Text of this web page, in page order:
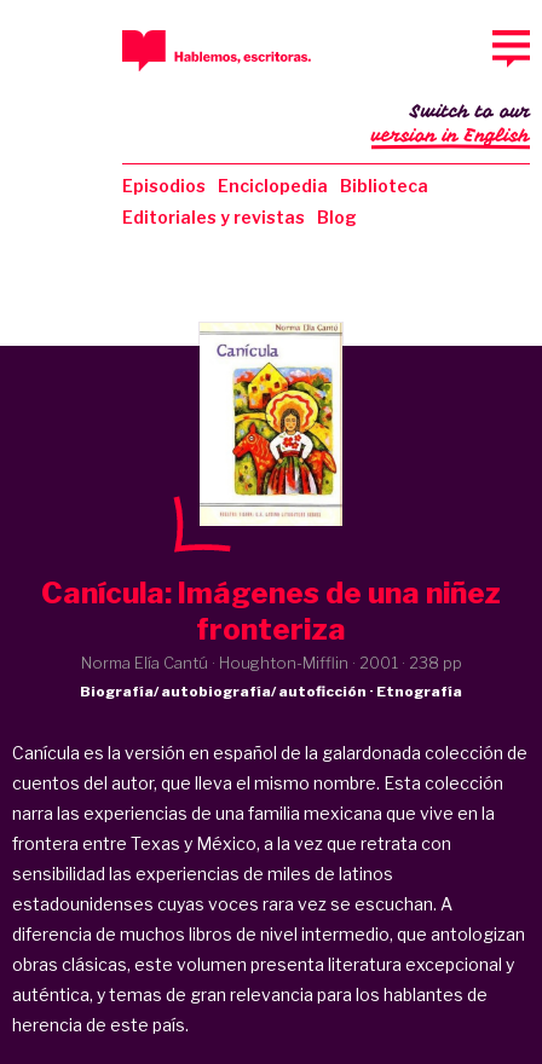
Episodios Enciclopedia
Biblioteca
Editoriales y revistas
Blog
Switch to our
version in English
Canícula: Imágenes de una niñez
fronteriza
Norma Elía Cantú · Houghton-Mifflin · 2001 · 238 pp
Biografía/ autobiografía/ autoficción · Etnografía
Canícula es la versión en español de la galardonada colección de
cuentos del autor, que lleva el mismo nombre. Esta colección
narra las experiencias de una familia mexicana que vive en la
frontera entre Texas y México, a la vez que retrata con
sensibilidad las experiencias de miles de latinos
estadounidenses cuyas voces rara vez se escuchan. A
diferencia de muchos libros de nivel intermedio, que antologizan
obras clásicas, este volumen presenta literatura excepcional y
auténtica, y temas de gran relevancia para los hablantes de
herencia de este país.